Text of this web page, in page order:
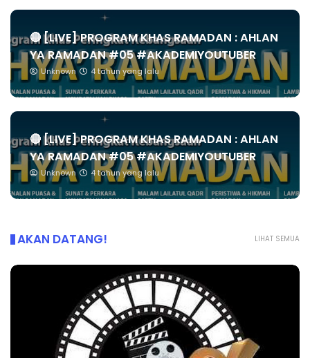
🔴 [LIVE] PROGRAM KHAS RAMADAN : AHLAN
YA RAMADAN #05 #AKADEMIYOUTUBER
Unknown 4 tahun yang lalu
🔴 [LIVE] PROGRAM KHAS RAMADAN : AHLAN
YA RAMADAN #05 #AKADEMIYOUTUBER
Unknown 4 tahun yang lalu
LIHAT SEMUA
AKAN DATANG!